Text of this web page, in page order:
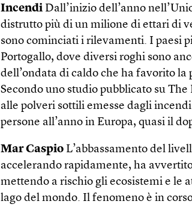
Incendi Dall’inizio dell’anno
distrutto più di un milione di ettari di
sono cominciati i rilevamenti. I paesi
Portogallo, dove diversi roghi sono
dell’ondata di caldo che ha favorito
Secondo uno studio pubblicato su
alle polveri sottili emesse dagli
persone all’anno in Europa, quasi il
Mar Caspio L’abbassamento del
accelerando rapidamente, ha
mettendo a rischio gli ecosistemi e le
lago del mondo. Il fenomeno è in